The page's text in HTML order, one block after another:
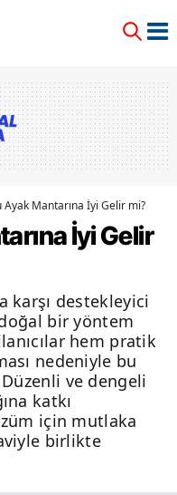
Ayak Mantarına İyi Gelir mi?
İyi Gelir
karşı destekleyici
bir yöntem
hem pratik
nedeniyle bu
ve dengeli
katkı
için mutlaka
birlikte